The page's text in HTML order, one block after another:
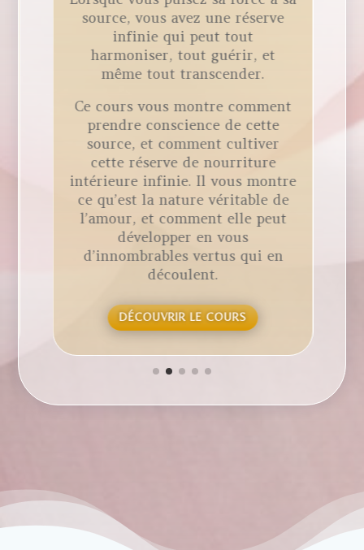
source, vous avez une réserve
infinie qui peut tout
harmoniser, tout guérir, et
même tout transcender.
Ce cours vous montre comment
prendre conscience de cette
source, et comment cultiver
cette réserve de nourriture
intérieure infinie. Il vous montre
ce qu’est la nature véritable de
l’amour, et comment elle peut
développer en vous
d’innombrables vertus qui en
découlent.
DÉCOUVRIR LE COURS